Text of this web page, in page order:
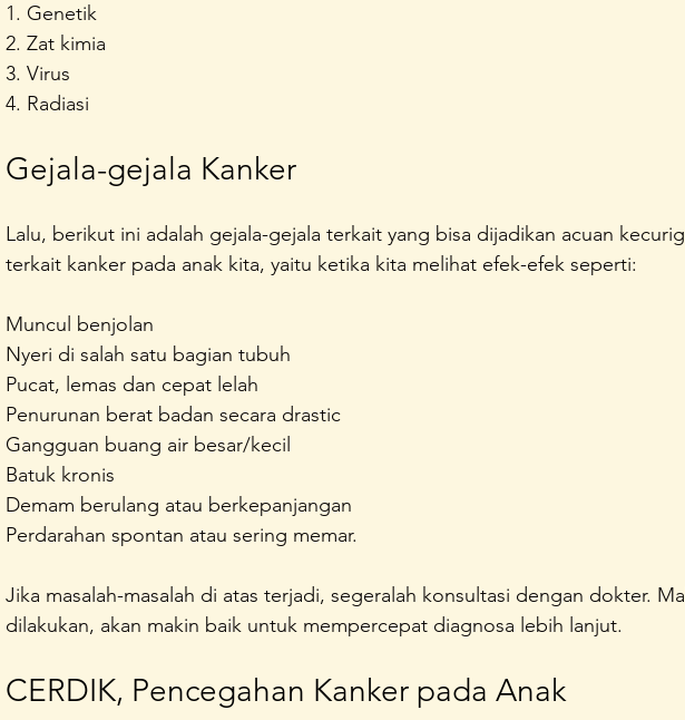
1. Genetik
2. Zat kimia
3. Virus
4. Radiasi
Gejala-gejala Kanker
Lalu, berikut ini adalah gejala-gejala terkait yang bisa dijadikan acuan
terkait kanker pada anak kita, yaitu ketika kita melihat efek-efek seperti:
Muncul benjolan
Nyeri di salah satu bagian tubuh
Pucat, lemas dan cepat lelah
Penurunan berat badan secara drastic
Gangguan buang air besar/kecil
Batuk kronis
Demam berulang atau berkepanjangan
Perdarahan spontan atau sering memar.
Jika masalah-masalah di atas terjadi, segeralah konsultasi dengan dokter.
dilakukan, akan makin baik untuk mempercepat diagnosa lebih lanjut.
CERDIK, Pencegahan Kanker pada Anak